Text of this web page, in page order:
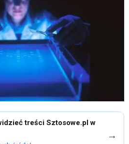
treści Sztosowe.pl w
→